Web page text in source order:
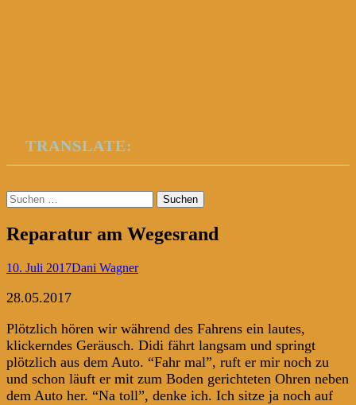
TRANSLATE:
Suchen
nach:
Reparatur am Wegesrand
10. Juli 2017Dani Wagner
28.05.2017
Plötzlich hören wir während des Fahrens ein lautes,
klickerndes Geräusch. Didi fährt langsam und springt
plötzlich aus dem Auto. “Fahr mal”, ruft er mir noch zu
und schon läuft er mit zum Boden gerichteten Ohren neben
dem Auto her. “Na toll”, denke ich. Ich sitze ja noch auf